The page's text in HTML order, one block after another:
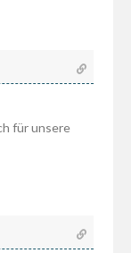
für unsere